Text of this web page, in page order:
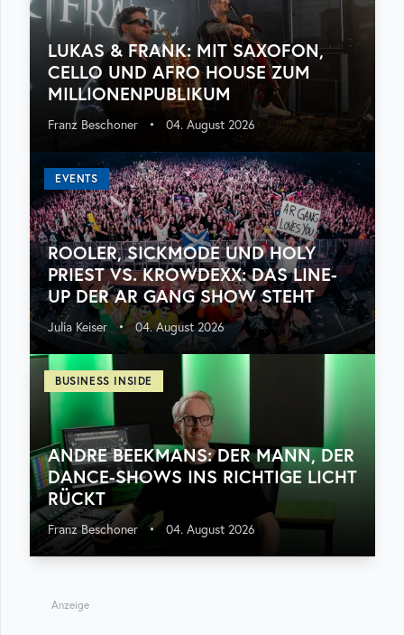
LUKAS & FRANK: MIT SAXOFON,
CELLO UND AFRO HOUSE ZUM
MILLIONENPUBLIKUM
Franz Beschoner • 04. August 2026
EVENTS
ROOLER, SICKMODE UND HOLY
PRIEST VS. KROWDEXX: DAS LINE-
UP DER AR GANG SHOW STEHT
Julia Keiser • 04. August 2026
BUSINESS INSIDE
ANDRE BEEKMANS: DER MANN, DER
DANCE-SHOWS INS RICHTIGE LICHT
RÜCKT
Franz Beschoner • 04. August 2026
Anzeige